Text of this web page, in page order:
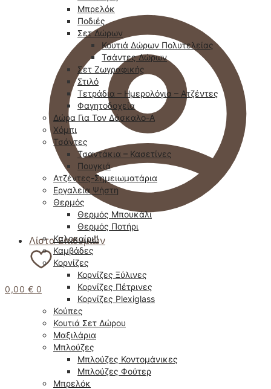
Λίστα Επιθυμιών
0,00 € 0
Μπρελόκ
Ποδιές
Σετ Δώρων
Κουτιά Δώρων Πολυτελείας
Τσάντες Δώρων
Σετ Ζωγραφικής
Στιλό
Τετράδια – Ημερολόγια – Ατζέντες
Φαγητοδοχεία
Δώρα Για Τον Δάσκαλο-Α
Χόμπι
Τσάντες
Τσαντάκια – Κασετίνες
Πουγκιά
Ατζέντες-Σημειωματάρια
Εργαλεία Ψήστη
Θερμός
Θερμός Μπουκάλι
Θερμός Ποτήρι
Καλοκαίρι!!
Καμβάδες
Κορνίζες
Κορνίζες Ξύλινες
Κορνίζες Πέτρινες
Κορνίζες Plexiglass
Κούπες
Κουτιά Σετ Δώρου
Μαξιλάρια
Μπλούζες
Μπλούζες Κοντομάνικες
Μπλούζες Φούτερ
Μπρελόκ